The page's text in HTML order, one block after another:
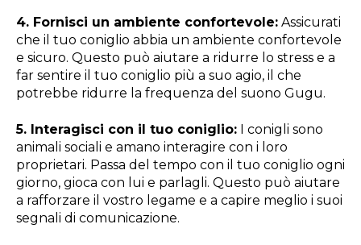
4. Fornisci un ambiente confortevole: Assicurati
che il tuo coniglio abbia un ambiente confortevole
e sicuro. Questo può aiutare a ridurre lo stress e a
far sentire il tuo coniglio più a suo agio, il che
potrebbe ridurre la frequenza del suono Gugu.
5. Interagisci con il tuo coniglio: I conigli sono
animali sociali e amano interagire con i loro
proprietari. Passa del tempo con il tuo coniglio ogni
giorno, gioca con lui e parlagli. Questo può aiutare
a rafforzare il vostro legame e a capire meglio i suoi
segnali di comunicazione.